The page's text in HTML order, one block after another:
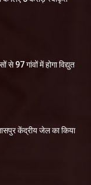
से 97 गांवों में होगा विद्युत
केंद्रीय जेल का किया